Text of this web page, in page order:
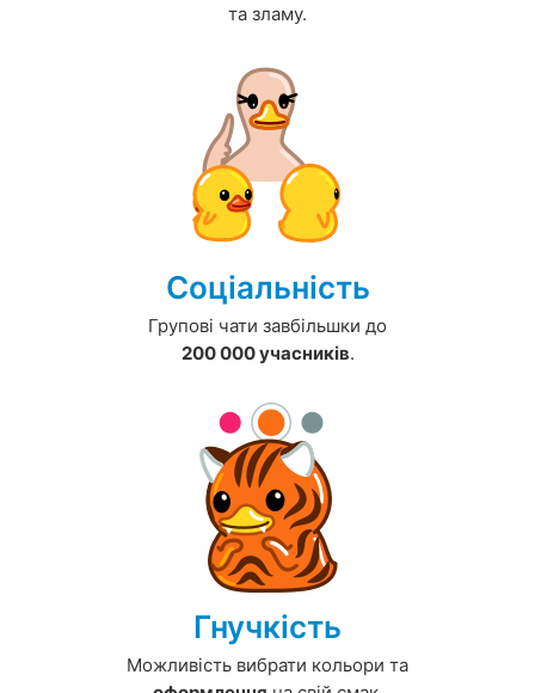
та зламу.
Соціальність
Групові чати завбільшки до
200 000 учасників.
Гнучкість
Можливість вибрати кольори та